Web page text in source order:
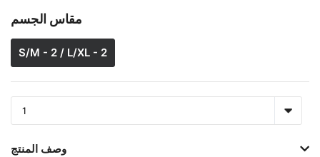
مقاس الجسم
S/M - 2 / L/XL - 2
وصف المنتج